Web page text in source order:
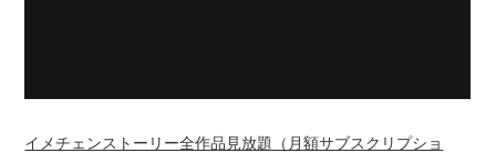
イメチェンストーリー全作品見放題（月額サブスクリプショ